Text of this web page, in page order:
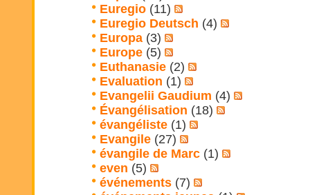
Euregio (11)
Euregio Deutsch (4)
Europa (3)
Europe (5)
Euthanasie (2)
Evaluation (1)
Evangelii Gaudium (4)
Évangélisation (18)
évangéliste (1)
Evangile (27)
évangile de Marc (1)
even (5)
événements (7)